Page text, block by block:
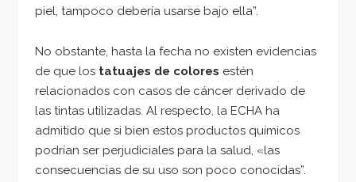
piel, tampoco debería usarse bajo ella”.
No obstante, hasta la fecha no existen evidencias
de que los tatuajes de colores estén
relacionados con casos de cáncer derivado de
las tintas utilizadas. Al respecto, la ECHA ha
admitido que si bien estos productos químicos
podrían ser perjudiciales para la salud, «las
consecuencias de su uso son poco conocidas”.